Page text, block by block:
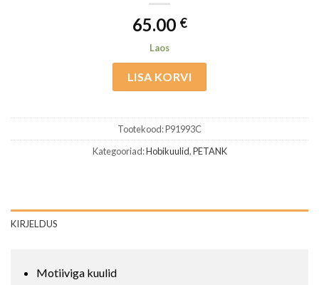
65.00 €
Laos
LISA KORVI
Tootekood:P91993C
Kategooriad:Hobikuulid,PETANK
KIRJELDUS
Motiiviga kuulid